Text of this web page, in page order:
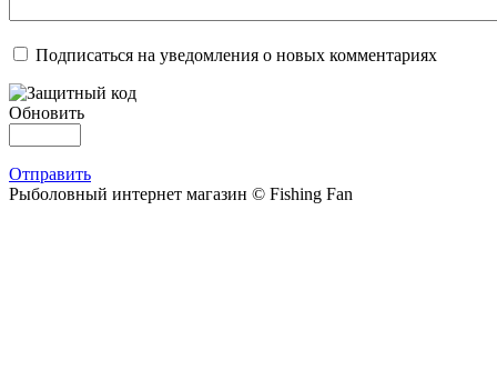
Подписаться на уведомления о новых комментариях
Обновить
Отправить
Рыболовный интернет магазин © Fishing Fan